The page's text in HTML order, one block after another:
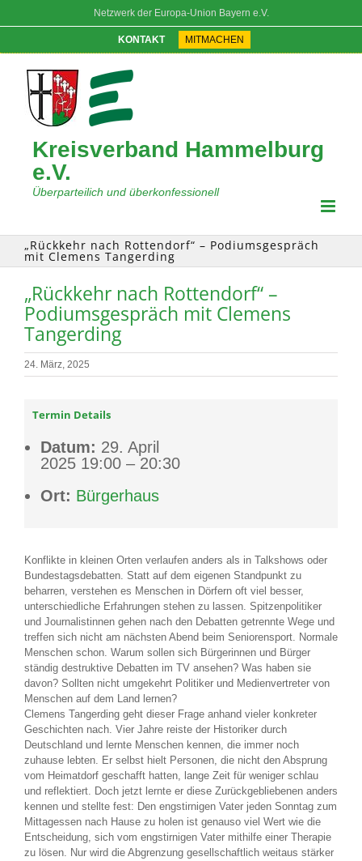
Netzwerk der Europa-Union Bayern e.V.
KONTAKT MITMACHEN
Kreisverband Hammelburg
e.V.
Überparteilich und überkonfessionell
„Rückkehr nach Rottendorf“ – Podiumsgespräch
mit Clemens Tangerding
„Rückkehr nach Rottendorf“ –
Podiumsgespräch mit Clemens
Tangerding
24. März, 2025
Termin Details
Datum: 29. April
2025 19:00 – 20:30
Ort: Bürgerhaus
Konflikte in kleinen Orten verlaufen anders als in Talkshows oder
Bundestagsdebatten. Statt auf dem eigenen Standpunkt zu
beharren, verstehen es Menschen in Dörfern oft viel besser,
unterschiedliche Erfahrungen stehen zu lassen. Spitzenpolitiker
und Journalistinnen gehen nach den Debatten getrennte Wege und
treffen sich nicht am nächsten Abend beim Seniorensport. Normale
Menschen schon. Warum sollen sich Bürgerinnen und Bürger
ständig destruktive Debatten im TV ansehen? Was haben sie
davon? Sollten nicht umgekehrt Politiker und Medienvertreter von
Menschen auf dem Land lernen?
Clemens Tangerding geht dieser Frage anhand vieler konkreter
Geschichten nach. Vier Jahre reiste der Historiker durch
Deutschland und lernte Menschen kennen, die immer noch
zuhause lebten. Er selbst hielt Personen, die nicht den Absprung
vom Heimatdorf geschafft hatten, lange Zeit für weniger schlau
und reflektiert. Doch jetzt lernte er diese Zurückgebliebenen anders
kennen und stellte fest: Den engstirnigen Vater jeden Sonntag zum
Mittagessen nach Hause zu holen ist genauso viel Wert wie die
Entscheidung, sich vom engstirnigen Vater mithilfe einer Therapie
zu lösen. Nur wird die Abgrenzung gesellschaftlich weitaus stärker